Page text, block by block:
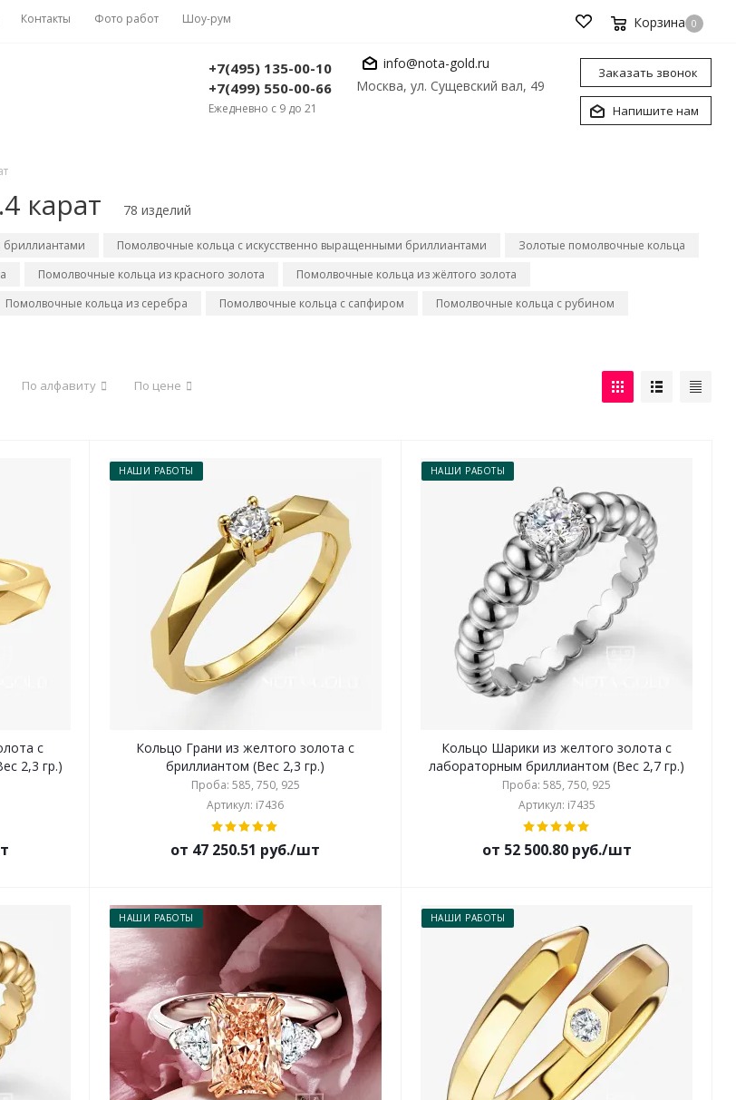
Контакты Фото работ Шоу-рум Корзина 0
+7(495) 135-00-10
+7(499) 550-00-66
Ежедневно с 9 до 21
info@nota-gold.ru
Москва, ул. Сущевский вал, 49
Заказать звонок
Напишите нам
карат 78 изделий
бриллиантами Помолвочные кольца с искусственно выращенными бриллиантами
Золотые помолвочные кольца
Помолвочные кольца из красного золота
Помолвочные кольца из жёлтого золота
Помолвочные кольца из серебра Помолвочные кольца с сапфиром
Помолвочные кольца с рубином
По алфавиту По цене
с
2,3 гр.)
НАШИ РАБОТЫ
Кольцо Грани из желтого золота с
бриллиантом (Вес 2,3 гр.)
Проба: 585, 750, 925
Артикул: i7436
от 47 250.51 руб./шт
НАШИ РАБОТЫ
Кольцо Шарики из желтого золота с
лабораторным бриллиантом (Вес 2,7 гр.)
Проба: 585, 750, 925
Артикул: i7435
от 52 500.80 руб./шт
НАШИ РАБОТЫ НАШИ РАБОТЫ